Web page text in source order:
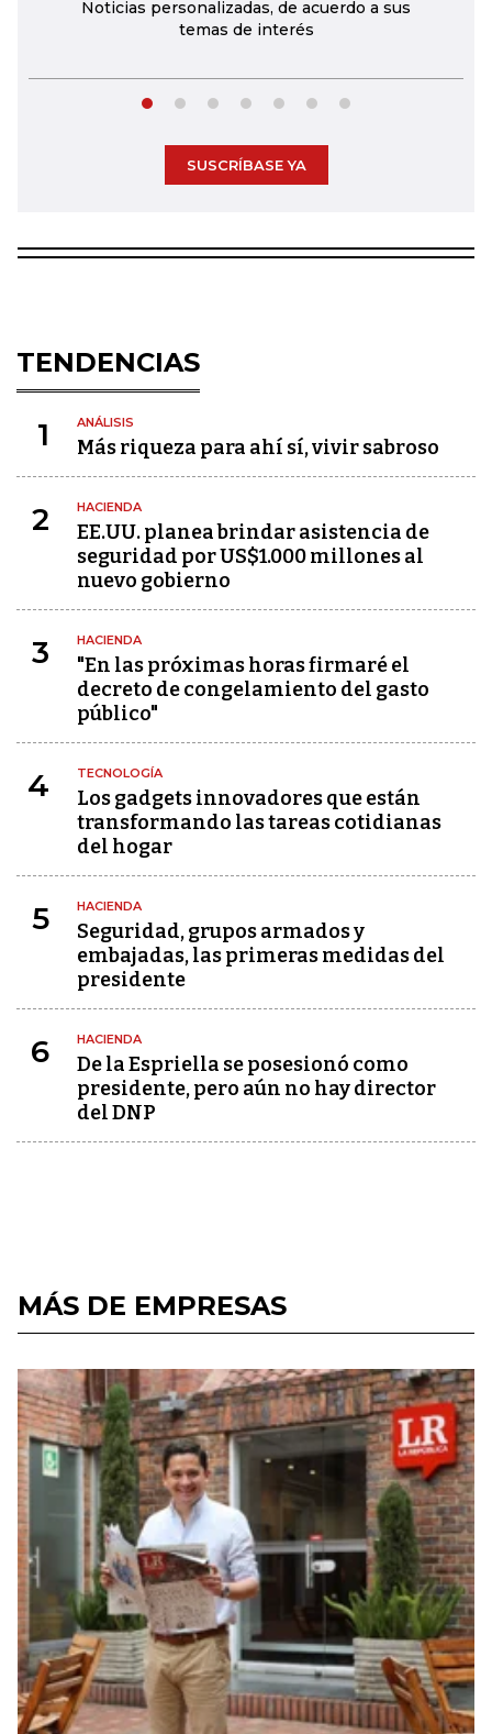
Noticias personalizadas, de acuerdo a sus
temas de interés
SUSCRÍBASE YA
TENDENCIAS
1 ANÁLISIS
Más riqueza para ahí sí, vivir sabroso
2 HACIENDA
EE.UU. planea brindar asistencia de
seguridad por US$1.000 millones al
nuevo gobierno
3 HACIENDA
"En las próximas horas firmaré el
decreto de congelamiento del gasto
público"
4 TECNOLOGÍA
Los gadgets innovadores que están
transformando las tareas cotidianas
del hogar
5 HACIENDA
Seguridad, grupos armados y
embajadas, las primeras medidas del
presidente
6 HACIENDA
De la Espriella se posesionó como
presidente, pero aún no hay director
del DNP
MÁS DE EMPRESAS